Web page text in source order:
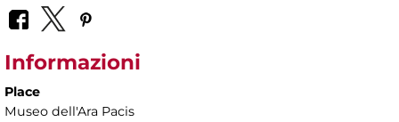
Informazioni
Place
Museo dell'Ara Pacis